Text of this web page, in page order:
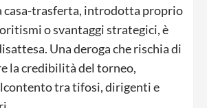
casa-trasferta, introdotta proprio
o svantaggi strategici, è
Una deroga che rischia di
la credibilità del torneo,
tra tifosi, dirigenti e